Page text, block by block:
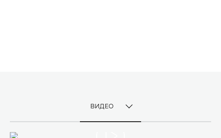
ВИДЕО